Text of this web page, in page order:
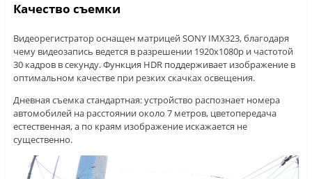
Качество съемки
Видеорегистратор оснащен матрицей SONY IMX323, благодаря
чему видеозапись ведется в разрешении 1920х1080р и частотой
30 кадров в секунду. Функция HDR поддерживает изображение в
оптимальном качестве при резких скачках освещения.
Дневная съемка стандартная: устройство распознает номера
автомобилей на расстоянии около 7 метров, цветопередача
естественная, а по краям изображение искажается не
существенно.